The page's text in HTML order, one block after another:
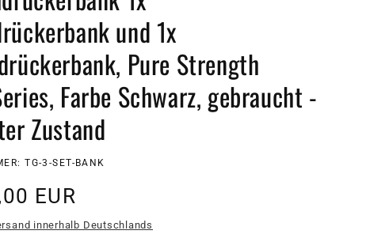
und 1x
Pure Strength
Farbe Schwarz, gebraucht -
Zustand
TG-3-SET-BANK
EUR
innerhalb Deutschlands